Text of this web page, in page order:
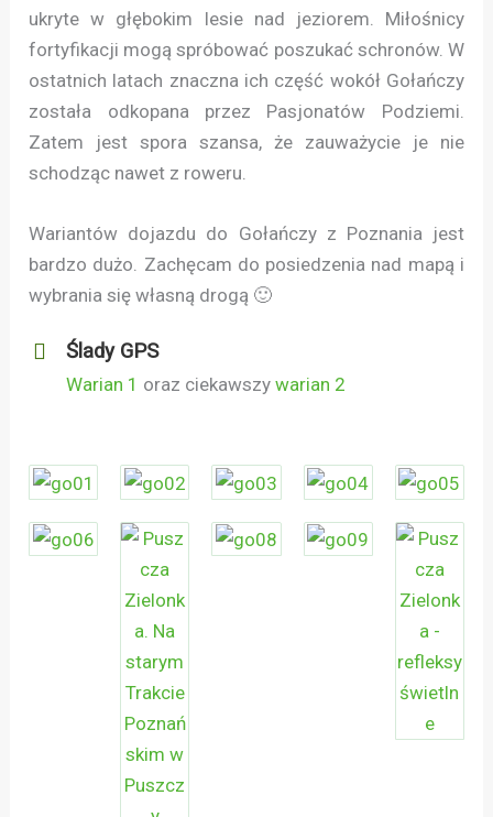
ukryte w głębokim lesie nad jeziorem. Miłośnicy
fortyfikacji mogą spróbować poszukać schronów. W
ostatnich latach znaczna ich część wokół Gołańczy
została odkopana przez Pasjonatów Podziemi.
Zatem jest spora szansa, że zauważycie je nie
schodząc nawet z roweru.
Wariantów dojazdu do Gołańczy z Poznania jest
bardzo dużo. Zachęcam do posiedzenia nad mapą i
wybrania się własną drogą 🙂
Ślady GPS
Warian 1 oraz ciekawszywarian 2